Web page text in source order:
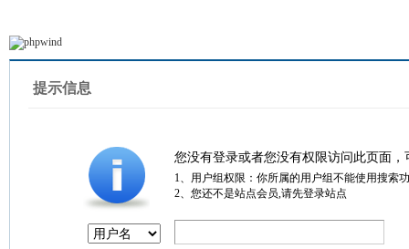
提示信息
您没有登录或者您没有权限访问此页面
1、用户组权限：你所属的用户组不能使用搜索
2、您还不是站点会员,请先登录站点